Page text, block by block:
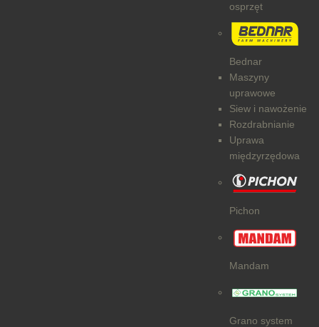
osprzęt
Bednar
Maszyny
uprawowe
Siew i nawożenie
Rozdrabnianie
Uprawa
międzyrzędowa
Pichon
Mandam
Grano system